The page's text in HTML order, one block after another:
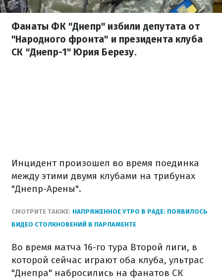
Фанаты ФК "Днепр" избили депутата от
"Народного фронта" и президента клуба
СК "Днепр-1" Юрия Березу.
Инцидент произошел во время поединка
между этими двумя клубами на трибунах
"Днепр-Арены".
СМОТРИТЕ ТАКЖЕ: НАПРЯЖЕННОЕ УТРО В РАДЕ: ПОЯВИЛОСЬ
ВИДЕО СТОЛКНОВЕНИЙ В ПАРЛАМЕНТЕ
Во время матча 16-го тура Второй лиги, в
которой сейчас играют оба клуба, ультрас
"Днепра" набросились на фанатов СК